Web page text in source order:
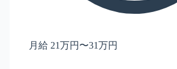
月給 21万円〜31万円